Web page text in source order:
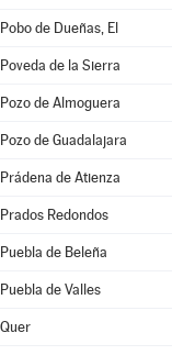
Pobo de Dueñas, El
Poveda de la Sierra
Pozo de Almoguera
Pozo de Guadalajara
Prádena de Atienza
Prados Redondos
Puebla de Beleña
Puebla de Valles
Quer